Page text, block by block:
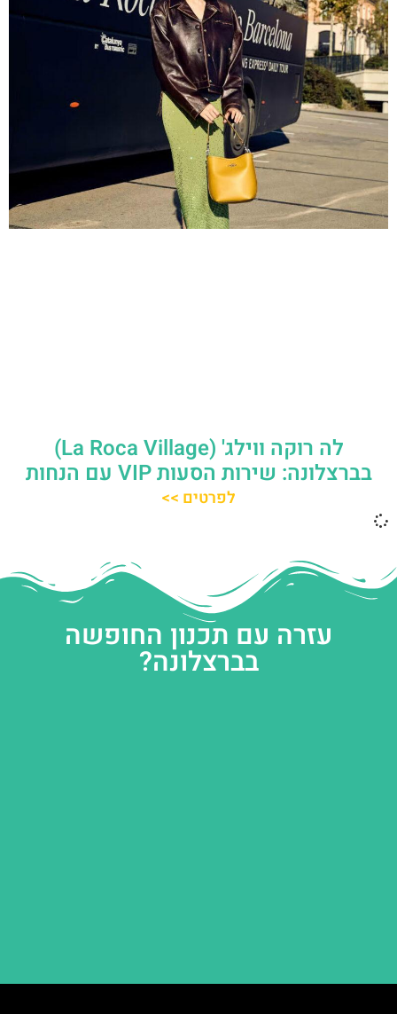
לה רוקה ווילג' (La Roca Village)
בברצלונה: שירות הסעות VIP עם הנחות
לפרטים >>
עזרה עם תכנון החופשה
בברצלונה?